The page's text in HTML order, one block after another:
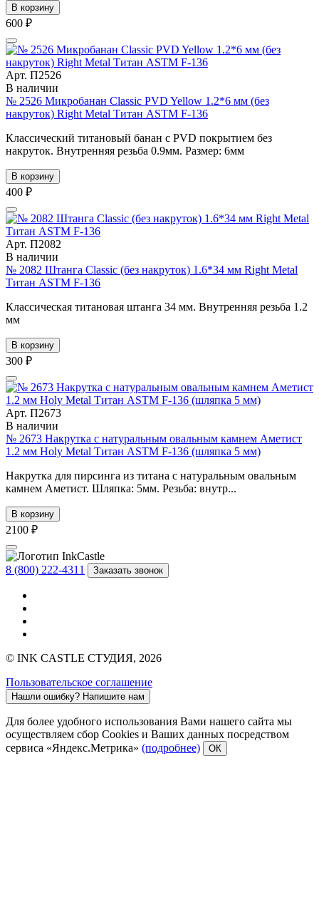
В корзину
600 ₽
Арт. П2526
В наличии
№ 2526 Микробанан Classic PVD Yellow 1.2*6 мм (без
накруток) Right Metal Титан ASTM F-136
Классический титановый банан с PVD покрытием без
накруток. Внутренняя резьба 0.9мм. Размер: 6мм
В корзину
400 ₽
Арт. П2082
В наличии
№ 2082 Штанга Classic (без накруток) 1.6*34 мм Right Metal
Титан ASTM F-136
Классическая титановая штанга 34 мм. Внутренняя резьба 1.2
мм
В корзину
300 ₽
Арт. П2673
В наличии
№ 2673 Накрутка с натуральным овальным камнем Аметист
1.2 мм Holy Metal Титан ASTM F-136 (шляпка 5 мм)
Накрутка для пирсинга из титана с натуральным овальным
камнем Аметист. Шляпка: 5мм. Резьба: внутр...
В корзину
2100 ₽
8 (800) 222-4311 Заказать звонок
© INK CASTLE СТУДИЯ, 2026
Пользовательское соглашение
Нашли ошибку? Напишите нам
Для более удобного использования Вами нашего сайта мы
осуществляем сбор Cookies и Ваших данных посредством
сервиса «Яндекс.Метрика» (подробнее) ОК